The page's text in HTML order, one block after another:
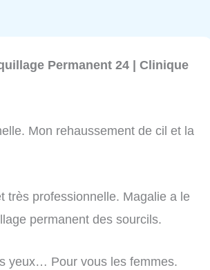
Permanent 24 | Clinique
Mon rehaussement de cil et la
très professionnelle. Magalie a le
permanent des sourcils.
yeux… Pour vous les femmes.